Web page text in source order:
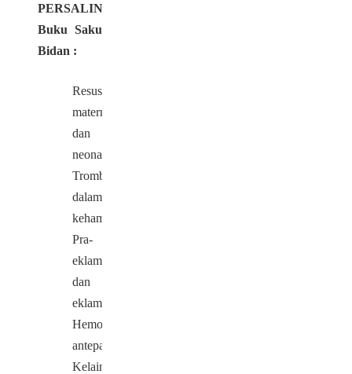
PERSALINAN
Buku Saku
Bidan :
Resusitasi
maternal
dan
neonatus
Tromboemboli
dalam
kehamilan
Pra-
eklampsia
dan
eklampsia
Hemoragi
antepartum
Kelainan